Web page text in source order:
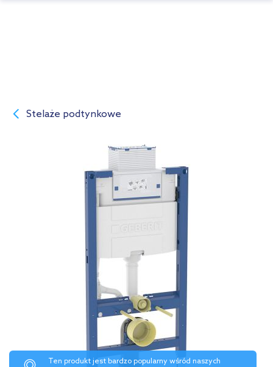
Stelaże podtynkowe
Ten produkt jest bardzo popularny wśród naszych